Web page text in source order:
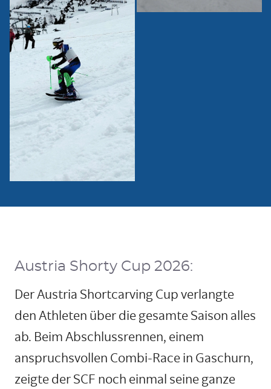
Austria Shorty Cup 2026:
Der Austria Shortcarving Cup verlangte
den Athleten über die gesamte Saison alles
ab. Beim Abschlussrennen, einem
anspruchsvollen Combi-Race in Gaschurn,
zeigte der SCF noch einmal seine ganze